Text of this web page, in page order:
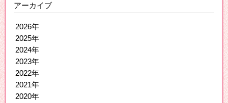
アーカイブ
2026年
2025年
2024年
2023年
2022年
2021年
2020年